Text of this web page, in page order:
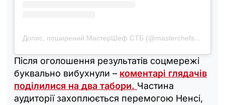
Допис, поширений МастерШеф СТБ (@masterchefstb)
Після оголошення результатів соцмережі
буквально вибухнули – коментарі глядачів
поділилися на два табори. Частина
аудиторії захоплюється перемогою Ненсі,